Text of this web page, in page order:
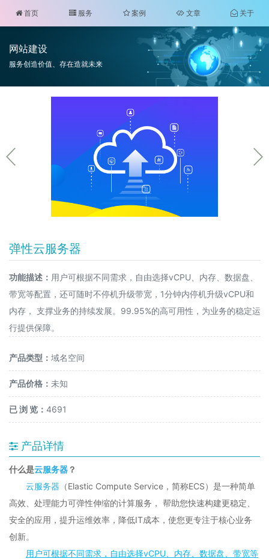
首页 服务 案例 文章 关于
网站建设
服务创造价值、存在造就未来
弹性云服务器
功能描述： 用户可根据不同需求，自由选择vCPU、内存、数据盘、
带宽等配置，还可随时不停机升级带宽，1分钟内停机升级vCPU和
内存， 支撑业务的持续发展。99.95%的高可用性，为业务的稳定运
行提供保障。
产品类型： 域名空间
产品价格： 未知
已 浏 览： 4691
产品详情
什么是云服务器 ？
云服务器 （Elastic Compute Service，简称ECS）是一种简单
高效、处理能力可弹性伸缩的计算服务， 帮助您快速构建更稳定、
安全的应用，提升运维效率，降低IT成本，使您更专注于核心业务
创新。
用户可根据不同需求，自由选择vCPU、内存、数据盘、带宽等